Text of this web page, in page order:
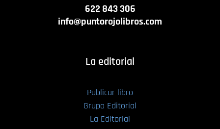
622 843 306
info@puntorojolibros.com
La editorial
Publicar libro
Grupo Editorial
La Editorial